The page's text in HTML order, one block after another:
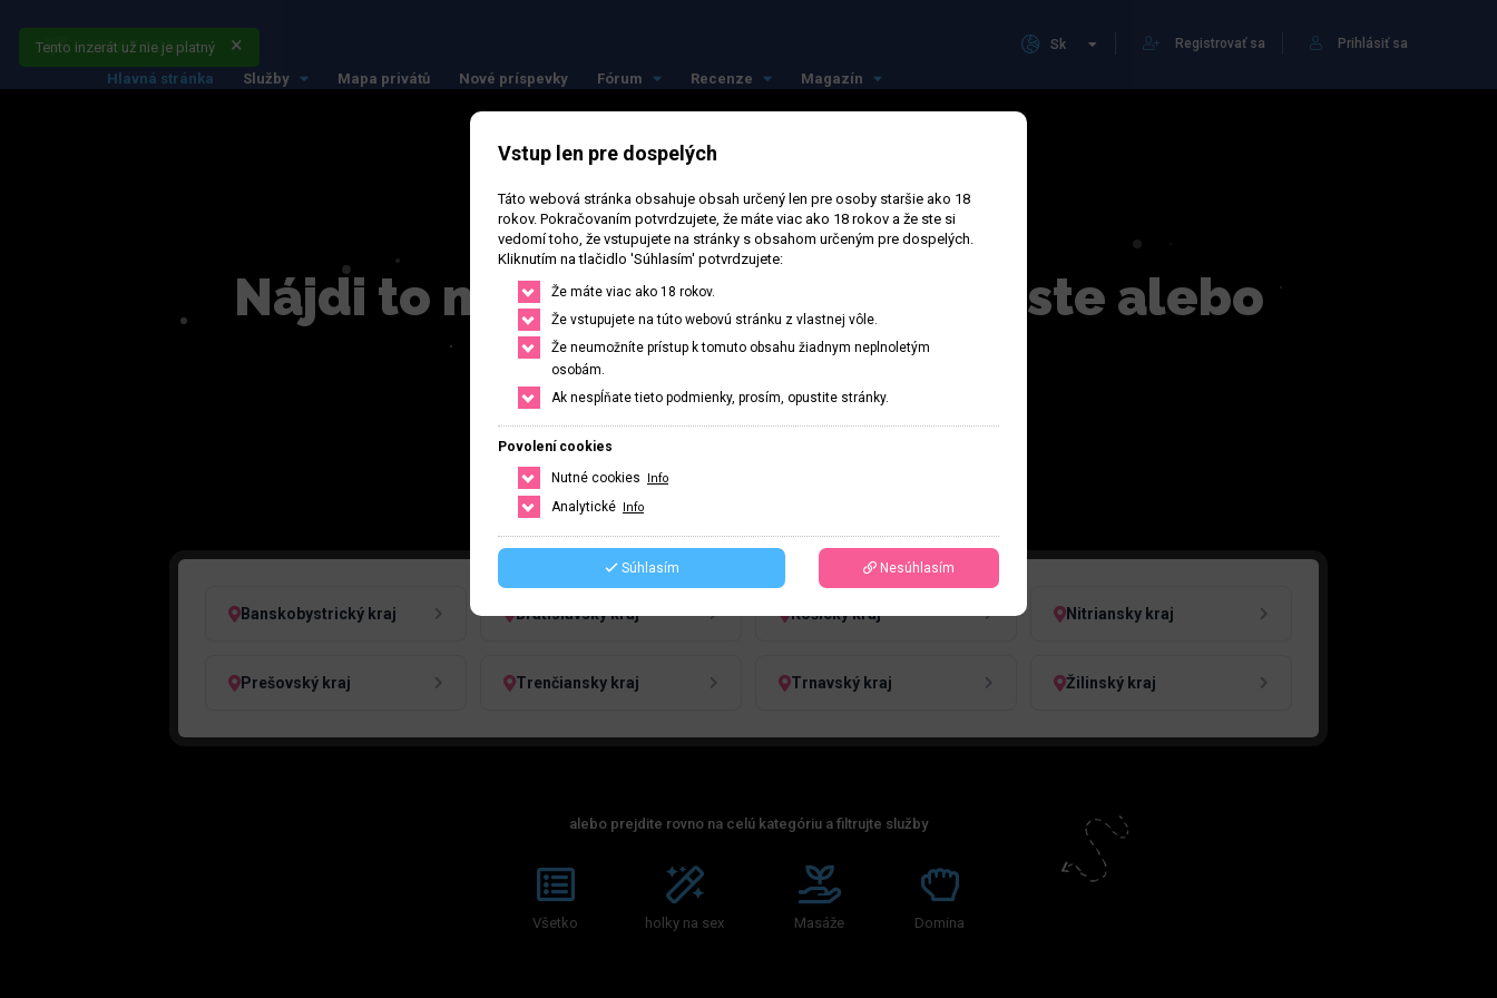
Prihlásiť sa
Registrovať sa
Sk
Hlavná stránka Služby Mapa privátů Nové príspevky Fórum Recenze Magazín
Nájdi to najlepšie vo svojom meste alebo
okolí
Banskobystrický kraj Bratislavský kraj Košický kraj Nitriansky kraj
Prešovský kraj Trenčiansky kraj Trnavský kraj Žilinský kraj
alebo prejdite rovno na celú kategóriu a filtrujte služby
Všetko holky na sex Masáže Domina
Tento inzerát už nie je platný
Vstup len pre dospelých
Táto webová stránka obsahuje obsah určený len pre osoby staršie ako 18
rokov. Pokračovaním potvrdzujete, že máte viac ako 18 rokov a že ste si
vedomí toho, že vstupujete na stránky s obsahom určeným pre dospelých.
Kliknutím na tlačidlo 'Súhlasím' potvrdzujete:
Že máte viac ako 18 rokov.
Že vstupujete na túto webovú stránku z vlastnej vôle.
Že neumožníte prístup k tomuto obsahu žiadnym neplnoletým
osobám.
Ak nespĺňate tieto podmienky, prosím, opustite stránky.
Povolení cookies
Nutné cookies
Info
Analytické Info
Súhlasím Nesúhlasím